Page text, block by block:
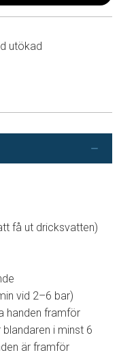
utökad
få ut dricksvatten)
vid 2–6 bar)
handen framför
i minst 6
är framför